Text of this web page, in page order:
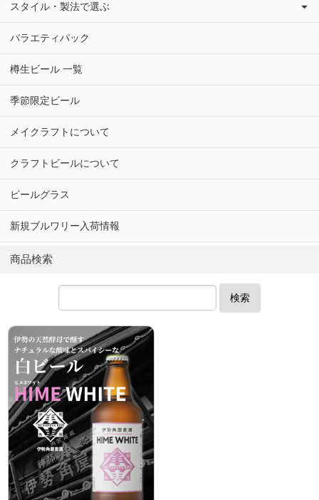
スタイル・製法で選ぶ
バラエティパック
樽生ビール 一覧
季節限定ビール
メイクラフトについて
クラフトビールについて
ビールグラス
新規ブルワリー入荷情報
商品検索
検索